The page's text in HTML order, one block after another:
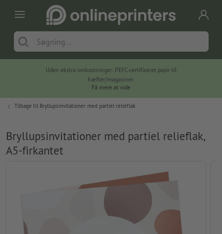
Uden ekstra omkostninger: PEFC-certificeret papir til
hæfter/magasiner.
Få mere at vide
Tilbage til Bryllupsinvitationer med partiel relieflak
Bryllupsinvitationer med partiel relieflak,
A5-firkantet